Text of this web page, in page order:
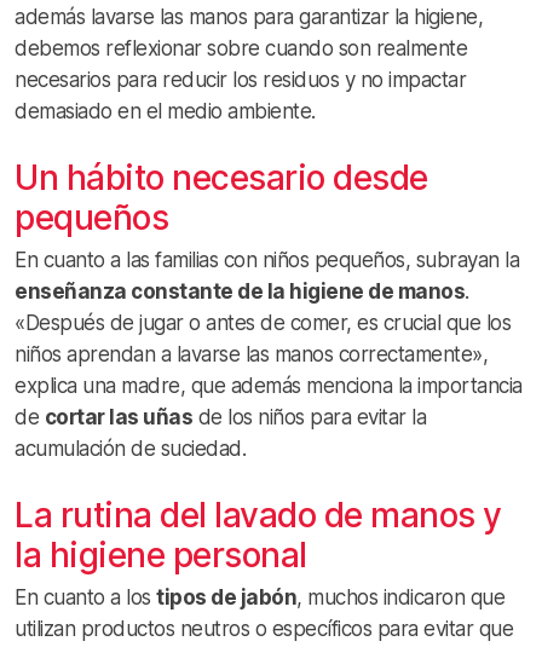
además lavarse las manos para garantizar la higiene,
debemos reflexionar sobre cuando son realmente
necesarios para reducir los residuos y no impactar
demasiado en el medio ambiente.
Un hábito necesario desde
pequeños
En cuanto a las familias con niños pequeños, subrayan la
enseñanza constante de la higiene de manos.
«Después de jugar o antes de comer, es crucial que los
niños aprendan a lavarse las manos correctamente»,
explica una madre, que además menciona la importancia
de cortar las uñas de los niños para evitar la
acumulación de suciedad.
La rutina del lavado de manos y
la higiene personal
En cuanto a los tipos de jabón, muchos indicaron que
utilizan productos neutros o específicos para evitar que